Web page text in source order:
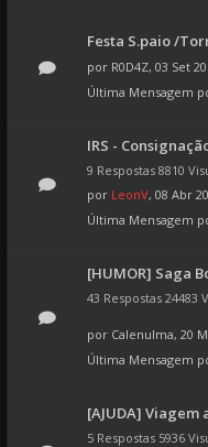
Festa S.paio /
por R0D4Z, 03 Set
Última Mensagem
IRS -
9 Respostas 8810
por LeonV, 08 Abr
Última Mensagem
[HUMOR] Saga
43 Respostas 24483
por Calenulma, 20
Última Mensagem
[AJUDA] Viagem
5 Respostas 5936